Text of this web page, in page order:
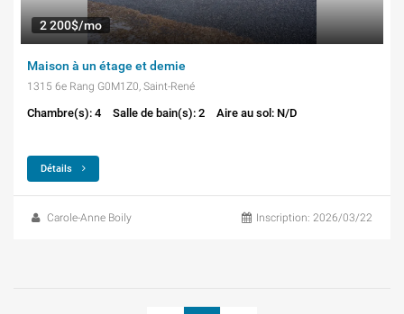
2 200$/mo
Maison à un étage et demie
1315 6e Rang G0M1Z0, Saint-René
Chambre(s): 4 Salle de bain(s): 2 Aire au sol: N/D
Détails
Carole-Anne Boily Inscription: 2026/03/22